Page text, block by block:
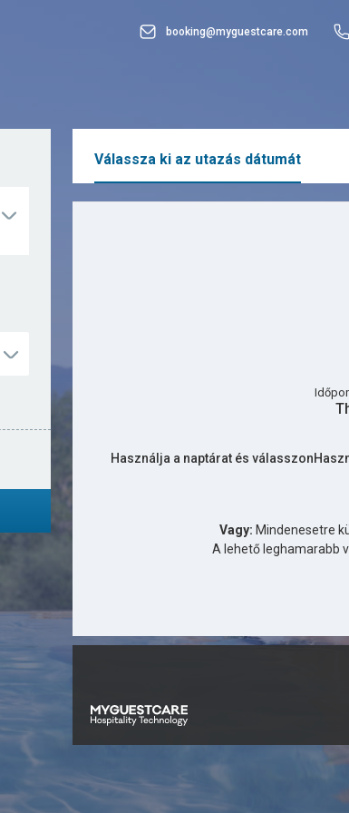
booking@myguestcare.com
Válassza ki az utazás dátumát
Használja a naptárat és
Vagy: Mindenesetre
A lehető leghamarabb